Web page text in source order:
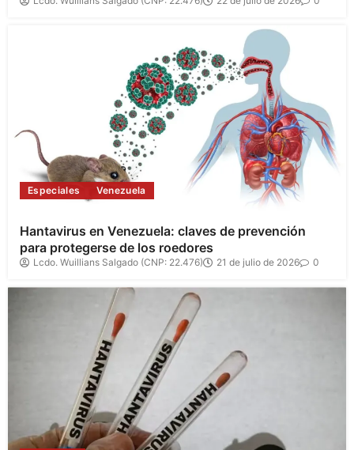
Especiales Venezuela
Hantavirus en Venezuela: claves de prevención
para protegerse de los roedores
Lcdo. Wuillians Salgado (CNP: 22.476) 21 de julio de 2026 0